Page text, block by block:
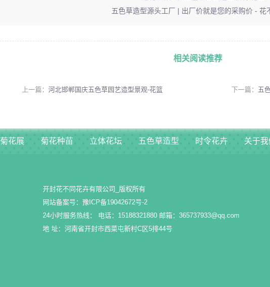
五色草造型源头工厂 | 出厂价就是您的采购价 - 花
相关阅读推荐
上一篇： 河北邯郸国庆五色草园艺造型景观-花篮 下一篇： 五
菊花展 菊花种苗 立体花坛 五色草造型 时令花卉 关于我
开封花不同花卉有限公司_版权所有
网站备案号： 豫ICP备19042672号-2
24小时服务热线： 电话：15188321880 邮箱：365737933@qq.com
地 址：河南省开封市西菜屯新村C区5排44号